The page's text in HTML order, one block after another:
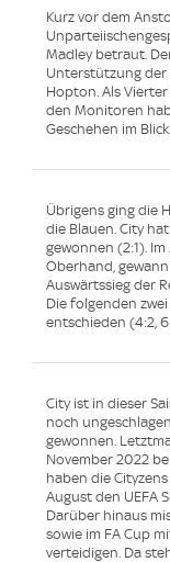
Kurz vor dem
Madley betraut.
Unterstützung der
Hopton. Als
den Monitoren
Geschehen im Blick.
Übrigens ging die
die Blauen. City
gewonnen (2:1).
Oberhand,
Auswärtssieg der
Die folgenden
entschieden (4:2,
City ist in dieser
noch
gewonnen.
November 2022
haben die
August den UEFA
Darüber hinaus
sowie im FA Cup
verteidigen. Da